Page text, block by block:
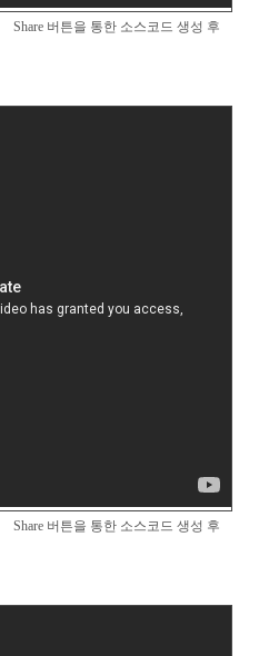
Share 버튼을 통한 소스코드 생성 후
Share 버튼을 통한 소스코드 생성 후